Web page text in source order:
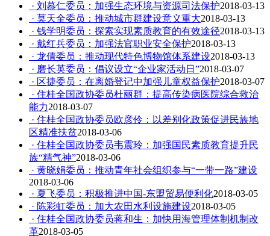
· 刘慕仁委员：加强生态环境与资源司法保护2018-03-13
· 莫天全委员：推动城市群建设意义重大2018-03-13
· 钱学明委员：探索实现素质教育的有效途径2018-03-13
· 戴红兵委员：加强法官职业安全保护2018-03-13
· 龙倩委员：推动现代特色博物馆体系建设2018-03-13
· 磨长英委员：倡议设立“企业家活动日”2018-03-07
· 区捷委员：在离婚登记中加强儿童权益保护2018-03-07
· 住桂全国政协委员杜丽群：提高传染病医院综合救治
能力2018-03-07
· 住桂全国政协委员欧彦伶：以差别化政策促进民族地
区精准扶贫2018-03-06
· 住桂全国政协委员韦震玲：加强国民素质教育提升民
族“精气神”2018-03-06
· 黄晓娟委员：推动青年社会组织参与“一带一路”建设
2018-03-06
· 夏飞委员：积极推进中国-东盟贸易便利化2018-03-05
· 陈彩虹委员：加大农田水利设施建设2018-03-05
· 住桂全国政协委员蒋和生：加快用海管理体制机制改
革2018-03-05